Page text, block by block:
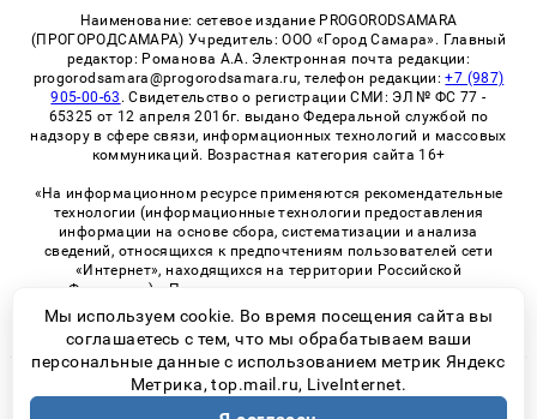
Наименование: сетевое издание PROGORODSAMARA
(ПРОГОРОДСАМАРА) Учредитель: ООО «Город Самара». Главный
редактор: Романова А.А. Электронная почта редакции:
progorodsamara@progorodsamara.ru, телефон редакции:+7 (987)
905-00-63 . Свидетельство о регистрации СМИ: ЭЛ № ФС 77 -
65325 от 12 апреля 2016г. выдано Федеральной службой по
надзору в сфере связи, информационных технологий и массовых
коммуникаций. Возрастная категория сайта 16+
«На информационном ресурсе применяются рекомендательные
технологии (информационные технологии предоставления
информации на основе сбора, систематизации и анализа
сведений, относящихся к предпочтениям пользователей сети
«Интернет», находящихся на территории Российской
Федерации)». Правила применения рекомендательных
технологий в виджетах рекламно-обменной сети
«СМИ2» (PDF)
© 2026 «ProGorodSamara» | Все права защищены
Мы используем cookie. Во время посещения сайта вы
соглашаетесь с тем, что мы обрабатываем ваши
персональные данные с использованием метрик Яндекс
Метрика, top.mail.ru, LiveInternet.